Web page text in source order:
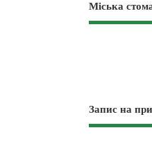
Міська
Запис на